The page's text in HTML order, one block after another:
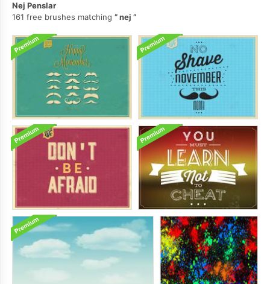
Nej Penslar
161 free brushes matching
nej